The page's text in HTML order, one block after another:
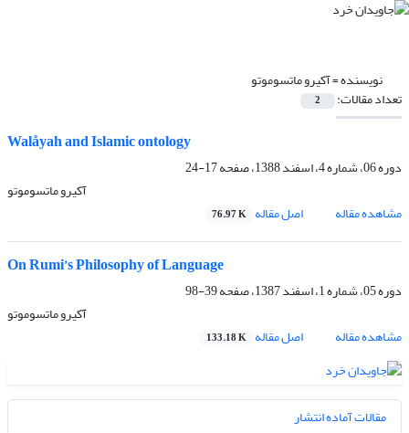
نویسنده =آکیرو ماتسوموتو
تعداد مقالات: 2
Walåyah and Islamic ontology
دوره 06، شماره 4، اسفند 1388، صفحه
17-24
آکیرو ماتسوموتو
مشاهده مقاله
اصل مقاله 76.97 K
On Rumi’s Philosophy of Language
دوره 05، شماره 1، اسفند 1387، صفحه
39-98
آکیرو ماتسوموتو
مشاهده مقاله
اصل مقاله 133.18 K
مقالات آماده انتشار